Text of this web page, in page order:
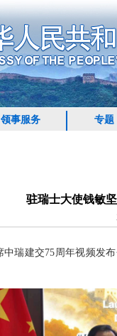
领事服务 专题
驻瑞士大使钱敏
中瑞建交75周年视频发